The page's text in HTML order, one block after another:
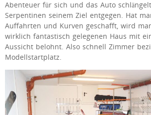
Abenteuer für sich und das Auto
Serpentinen seinem Ziel entgegen. Hat
Auffahrten und Kurven geschafft, wird
wirklich fantastisch gelegenen Haus mit
Aussicht belohnt. Also schnell Zimmer
Modellstartplatz.